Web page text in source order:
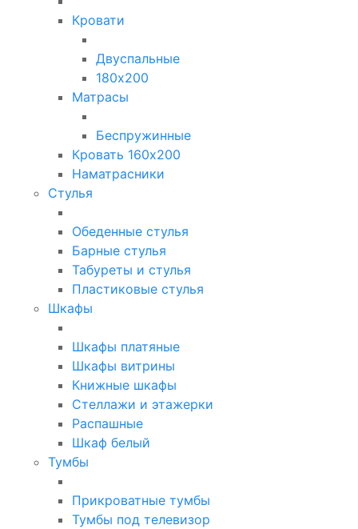
Кровати
Двуспальные
180х200
Матрасы
Беспружинные
Кровать 160х200
Наматрасники
Стулья
Обеденные стулья
Барные стулья
Табуреты и стулья
Пластиковые стулья
Шкафы
Шкафы платяные
Шкафы витрины
Книжные шкафы
Стеллажи и этажерки
Распашные
Шкаф белый
Тумбы
Прикроватные тумбы
Тумбы под телевизор